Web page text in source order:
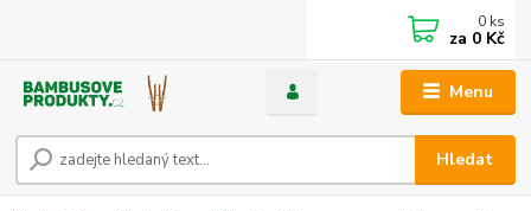
Menu
Hledat
0 ks
za 0 Kč